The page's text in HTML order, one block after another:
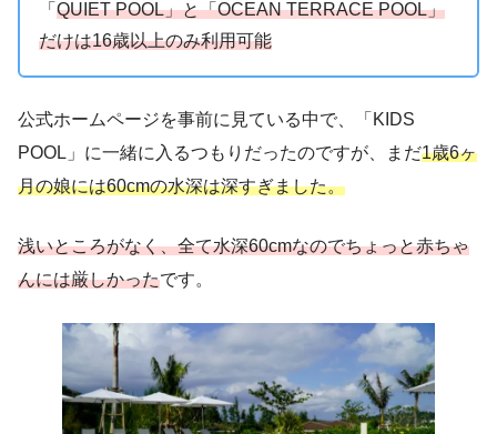
「QUIET POOL」と「OCEAN TERRACE POOL」
だけは16歳以上のみ利用可能
公式ホームページを事前に見ている中で、「KIDS
POOL」に一緒に入るつもりだったのですが、まだ1歳6ヶ
月の娘には60cmの水深は深すぎました。
浅いところがなく、全て水深60cmなのでちょっと赤ちゃ
んには厳しかったです。